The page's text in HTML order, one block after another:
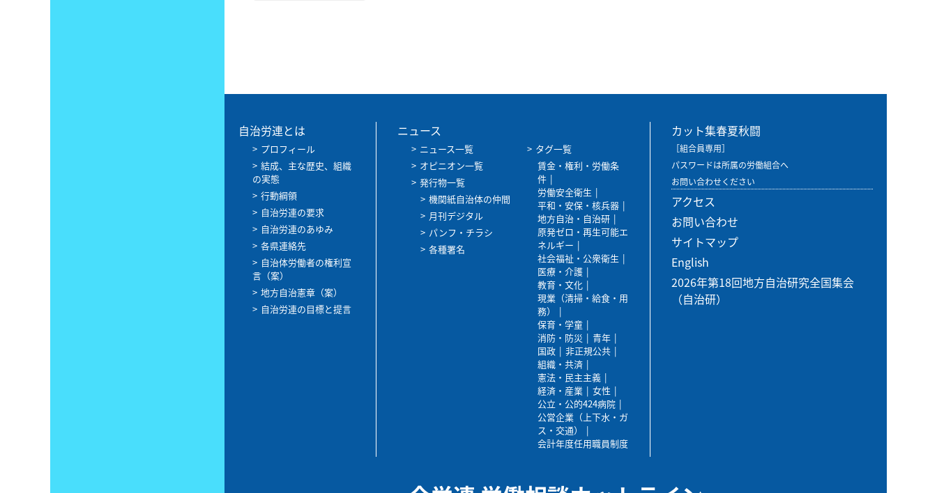
自治労連とは
プロフィール
結成、主な歴史、組織
の実態
行動綱領
自治労連の要求
自治労連のあゆみ
各県連絡先
自治体労働者の権利宣
言（案）
地方自治憲章（案）
自治労連の目標と提言
ニュース
ニュース一覧
オピニオン一覧
発行物一覧
機関紙自治体の仲間
月刊デジタル
パンフ・チラシ
各種署名
タグ一覧
賃金・権利・労働条
件
労働安全衛生
平和・安保・核兵器
地方自治・自治研
原発ゼロ・再生可能エ
ネルギー
社会福祉・公衆衛生
医療・介護
教育・文化
現業（清掃・給食・用
務）
保育・学童
消防・防災
青年
国政
非正規公共
組織・共済
憲法・民主主義
経済・産業
女性
公立・公的424病院
公営企業（上下水・ガ
ス・交通）
会計年度任用職員制度
カット集春夏秋闘
［組合員専用］
パスワードは所属の労働組合へ
お問い合わせください
アクセス
お問い合わせ
サイトマップ
English
2026年第18回地方自治研究全国集会
（自治研）